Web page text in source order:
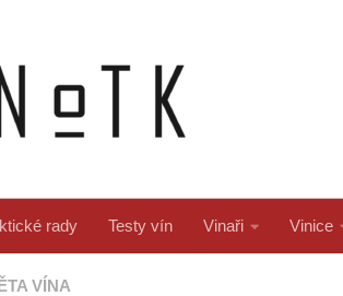
rady Testy vín Vinaři Vinice
VÍNA